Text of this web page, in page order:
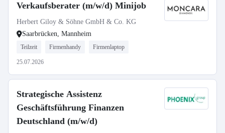
Verkaufsberater (m/w/d) Minijob
Herbert Giloy & Söhne GmbH & Co. KG
Saarbrücken, Mannheim
Teilzeit Firmenhandy Firmenlaptop
25.07.2026
Strategische Assistenz
Geschäftsführung Finanzen
Deutschland (m/w/d)